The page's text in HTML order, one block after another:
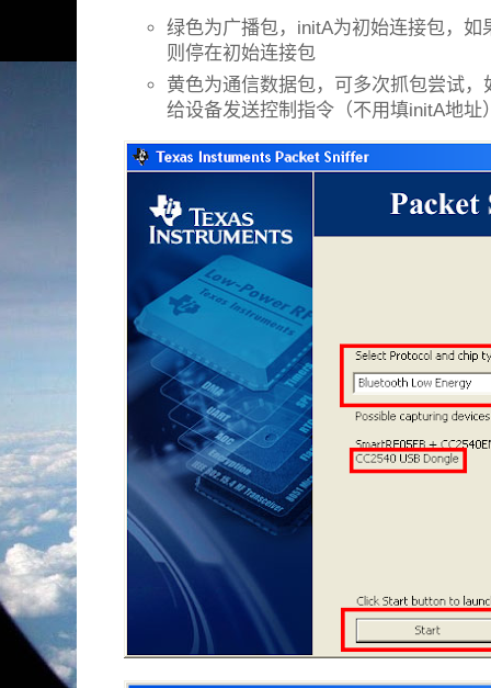
绿色为广播包，initA为初始连接包，如
则停在初始连接包
黄色为通信数据包，可多次抓包尝试
给设备发送控制指令（不用填initA地址